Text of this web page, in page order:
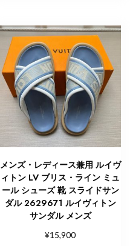
メンズ・レディース兼用 ルイヴ
ィトン LV ブリス・ライン ミュ
ール シューズ 靴 スライドサン
ダル 2629671 ルイヴィトン
サンダル メンズ
¥15,900